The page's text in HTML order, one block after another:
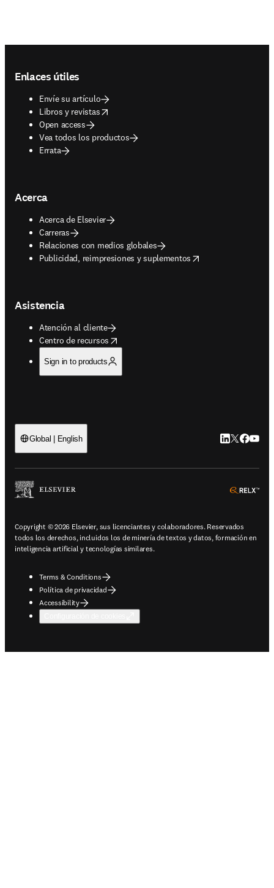
Enlaces útiles
Envíe su artículo
Libros y revistas
opens in new tab/window
Open access
Vea todos los productos
Errata
Acerca
Acerca de Elsevier
Carreras
Relaciones con medios globales
Publicidad, reimpresiones y suplementos
opens in new tab/window
Asistencia
Atención al cliente
Centro de recursos
opens in new tab/window
Sign in to products
Global | English LinkedIn se
Twitter se
Copyright © 2026 Elsevier, sus licenciantes y colaboradores. Reservados
todos los derechos, incluidos los de minería de textos y datos, formación en
inteligencia artificial y tecnologías similares.
Terms & Conditions
Política de privacidad
Accessibility